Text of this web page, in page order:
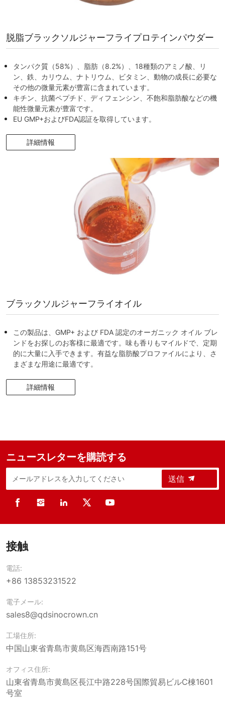
脱脂ブラックソルジャーフライプロテインパウダー
タンパク質（58%）、脂肪（8.2%）、18種類のアミノ酸、リ
ン、鉄、カリウム、ナトリウム、ビタミン、動物の成長に必要な
その他の微量元素が豊富に含まれています。
キチン、抗菌ペプチド、ディフェンシン、不飽和脂肪酸などの機
能性微量元素が豊富です。
EU GMP+およびFDA認証を取得しています。
詳細情報
ブラックソルジャーフライオイル
この製品は、GMP+ および FDA 認定のオーガニック オイル ブレ
ンドをお探しのお客様に最適です。味も香りもマイルドで、定期
的に大量に入手できます。有益な脂肪酸プロファイルにより、さ
まざまな用途に最適です。
詳細情報
ニュースレターを購読する
送信
接触
電話:
+86 13853231522
電子メール:
sales8@qdsinocrown.cn
工場住所:
中国山東省青島市黄島区海西南路151号
オフィス住所:
山東省青島市黄島区長江中路228号国際貿易ビルC棟1601
号室